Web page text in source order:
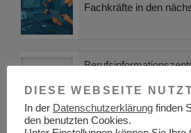
Fachkräfte in den
DIESE WEBSEITE
In der Datenschutzerklärung finden
den benutzten Cookies.